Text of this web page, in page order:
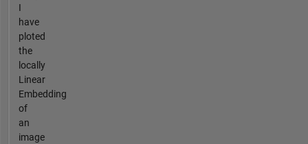
I
have
ploted
the
locally
Linear
Embedding
of
an
image